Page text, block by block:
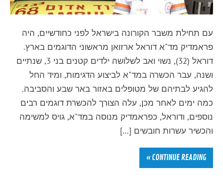
עם תחילת משבר הקורונה בישראל לפני כחודשיים, היה
פראמדיק מד"א דוראל ארזואן מראשוני הדוגמים בארץ.
דוראל (32), נשוי ואב לשלושה ילדים קטנים בני 3, שנתיים
ושנה, עבר הכשרה במד"א לביצוע הדגימות, ומיד החל
להגיע לבתיהם של מטופלים באזור באר שבע והסביבה.
כמה ימים לאחר מכן, עלה הצורך להכשרת דוגמים רבים
נוספים, ודוראל, כפראמדיק מנוסה במד"א, גויס למשימה
והכשיר עשרות חובשים […]
CONTINUE READING »